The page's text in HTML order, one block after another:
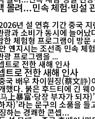
몰려...민속 체험·빙설
년 설 연휴 기간 중국
광과 소비가 동시에 늘어났
한 체험형 프로그램이 방문
광 프로그램을 ...
트로 전한 새해 인사
국 배우 차이원징(蔡文静)
했다. 붉은 후드티에 긴 웨
上暴富·당장 부자가 되자
자)’라는 문구의 소품을 들
하는 경쾌한 콘셉...